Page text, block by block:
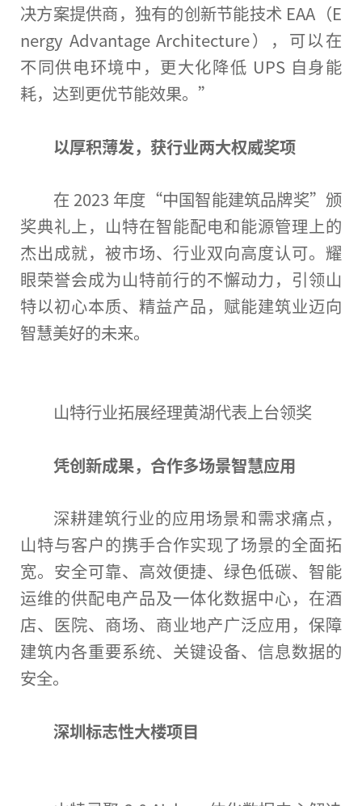
决方案提供商，独有的创新节能技术 EAA（E
nergy Advantage Architecture），可以在
不同供电环境中，更大化降低 UPS 自身能
耗，达到更优节能效果。”
以厚积薄发， 获行业两大权威奖项
在 2023 年度“中国智能建筑品牌奖”颁
奖典礼上，山特在智能配电和能源管理上的
杰出成就，被市场、行业双向高度认可。耀
眼荣誉会成为山特前行的不懈动力，引领山
特以初心本质、精益产品，赋能建筑业迈向
智慧美好的未来。
山特行业拓展经理黄湖代表上台领奖
凭创新成果， 合作多场景智慧应用
深耕建筑行业的应用场景和需求痛点，
山特与客户的携手合作实现了场景的全面拓
宽。安全可靠、高效便捷、绿色低碳、智能
运维的供配电产品及一体化数据中心，在酒
店、医院、商场、商业地产广泛应用，保障
建筑内各重要系统、关键设备、信息数据的
安全。
深圳标志性大楼项目